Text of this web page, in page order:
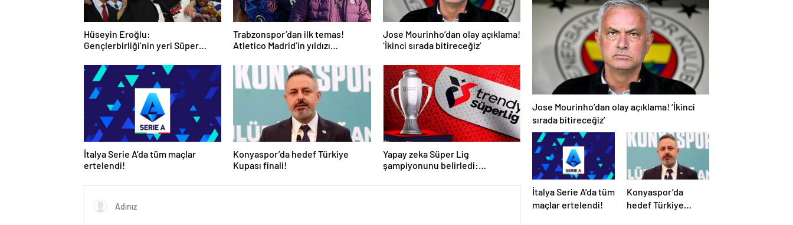
Hüseyin Eroğlu:
Gençlerbirliği’nin yeri Süper
Trabzonspor’dan ilk temas!
Atletico Madrid’in yıldızı
Jose Mourinho’dan olay açıklama!
‘İkinci sırada bitireceğiz’
İtalya Serie A’da tüm maçlar
ertelendi!
Konyaspor’da hedef Türkiye
Kupası finali!
Yapay zeka Süper Lig
şampiyonunu belirledi:
arasında inanılmaz final!
gündemde
Jose Mourinho’dan olay açıklama! ‘İkinci
sırada bitireceğiz’
İtalya Serie A’da tüm
maçlar ertelendi!
Konyaspor’da
hedef Türkiye